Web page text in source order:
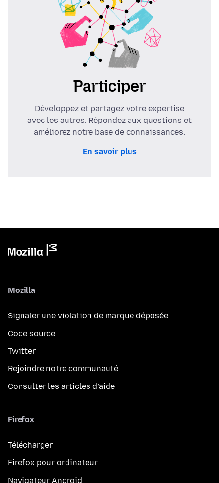
Participer
Développez et partagez votre expertise
avec les autres. Répondez aux questions et
améliorez notre base de connaissances.
En savoir plus
Mozilla
Signaler une violation de marque déposée
Code source
Twitter
Rejoindre notre communauté
Consulter les articles d’aide
Firefox
Télécharger
Firefox pour ordinateur
Navigateur Android